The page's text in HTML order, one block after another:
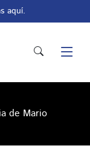
aquí.
de Mario